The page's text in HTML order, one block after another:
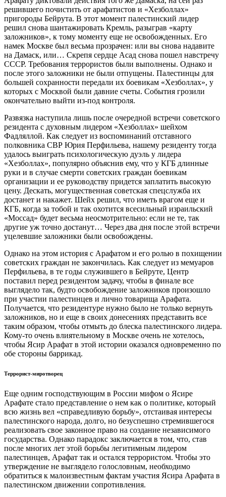
решившего почистить от арафатистов и «Хезболлах»
пригороды Бейрута. В этот момент палестинский лидер
решил снова шантажировать Кремль, разыграв «карту
заложников», к тому моменту еще не освобожденных. Его
намек Москве был весьма прозрачен: или вы снова надавите
на Дамаск, или… Скрепя сердце Асад снова пошел навстречу
СССР. Требования террористов были выполнены. Однако и
после этого заложники не были отпущены. Палестинцы для
большей сохранности передали их боевикам «Хезболлах», у
которых с Москвой были давние счеты. События грозили
окончательно выйти из-под контроля.
Развязка наступила лишь после очередной встречи советского
резидента с духовным лидером «Хезболлах» шейхом
Фадляллой. Как следует из воспоминаний отставного
полковника СВР Юрия Перфильева, нашему резиденту тогда
удалось выиграть психологическую дуэль у лидера
«Хезболлах», популярно объяснив ему, что у КГБ длинные
руки и в случае смерти советских граждан боевикам
организации и ее руководству придется заплатить высокую
цену. Дескать, могущественная советская спецслужба их
достанет и накажет. Шейх решил, что иметь врагом еще и
КГБ, когда за тобой и так охотится всесильный израильский
«Моссад» будет весьма неосмотрительно: если не те, так
другие уж точно достанут… Через два дня после этой встречи
уцелевшие заложники были освобождены.
Однако на этом история с Арафатом и его ролью в похищении
советских граждан не закончилась. Как следует из мемуаров
Перфильева, в те годы служившего в Бейруте, Центр
поставил перед резидентом задачу, чтобы в финале все
выглядело так, будто освобождение заложников произошло
при участии палестинцев и лично товарища Арафата.
Получается, что резидентуре нужно было не только вернуть
заложников, но и еще в своих донесениях представить все
таким образом, чтобы отмыть до блеска палестинского лидера.
Кому-то очень влиятельному в Москве очень не хотелось,
чтобы Ясир Арафат в этой истории оказался одновременно по
обе стороны баррикад.
Террорист-миротворец
Еще одним господствующим в России мифом о Ясире
Арафате стало представление о нем как о политике, который
всю жизнь вел «справедливую борьбу», отстаивая интересы
палестинского народа, долго, но безуспешно стремившегося
реализовать свое законное право на создание независимого
государства. Однако парадокс заключается в том, что, став
после многих лет этой борьбы легитимным лидером
палестинцев, Арафат так и остался террористом. Чтобы это
утверждение не выглядело голословным, необходимо
обратиться к малоизвестным фактам участия Ясира Арафата в
палестинском движении сопротивления.